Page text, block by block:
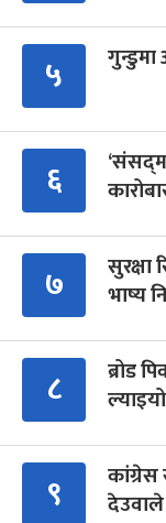
५
६
७
सुरक्षा
भाष्य
८
ब्रोड
९
कांग्रेस